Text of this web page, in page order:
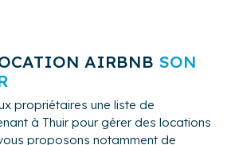
AIRBNB SON
propriétaires une liste de
à Thuir pour gérer des locations
proposons notamment de